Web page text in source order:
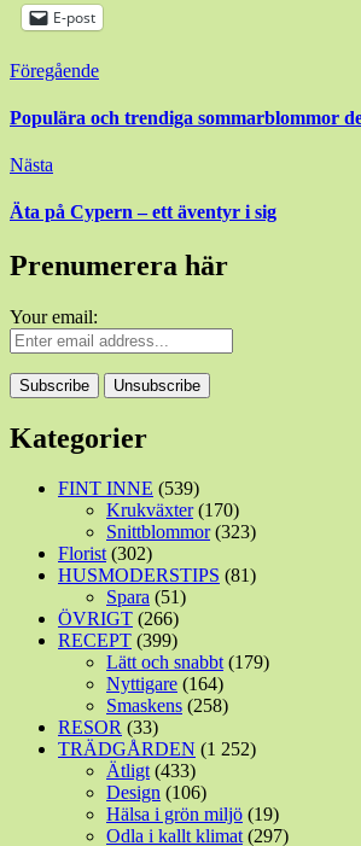
E-post
Inläggsnavigering
Föregående
Populära och trendiga sommarblommor
Nästa
Äta på Cypern – ett äventyr i sig
Prenumerera här
Your email:
Kategorier
FINT INNE (539)
Krukväxter(170)
Snittblommor(323)
Florist(302)
HUSMODERSTIPS (81)
Spara (51)
ÖVRIGT (266)
RECEPT (399)
Lätt och snabbt(179)
Nyttigare (164)
Smaskens (258)
RESOR (33)
TRÄDGÅRDEN (1 252)
Ätligt(433)
Design (106)
Hälsa i grön miljö (19)
Odla i kallt klimat(297)